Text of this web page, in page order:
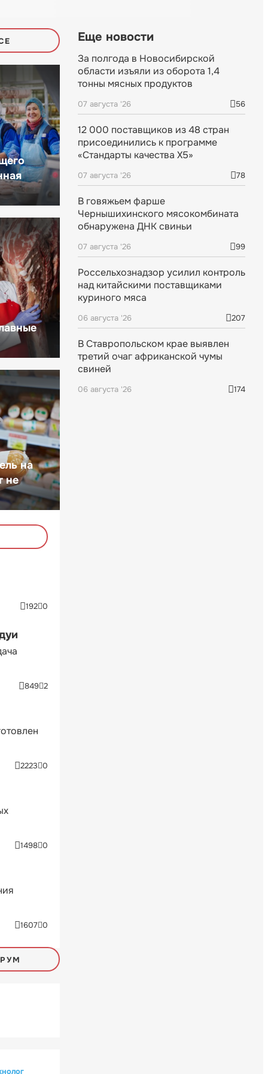
на
не
192 0
849 2
2223 0
1498 0
1607 0
Еще новости
За полгода в Новосибирской
области изъяли из оборота 1,4
тонны мясных продуктов
07 августа '26 56
12 000 поставщиков из 48 стран
присоединились к программе
«Стандарты качества X5»
07 августа '26 78
В говяжьем фарше
Чернышихинского мясокомбината
обнаружена ДНК свиньи
07 августа '26 99
Россельхознадзор усилил контроль
над китайскими поставщиками
куриного мяса
06 августа '26 207
В Ставропольском крае выявлен
третий очаг африканской чумы
свиней
06 августа '26 174